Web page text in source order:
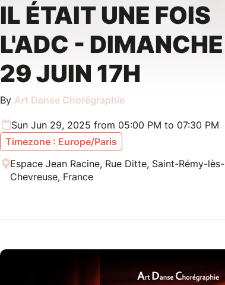
IL ÉTAIT UNE FOIS
L'ADC - DIMANCHE
29 JUIN 17H
By Art Danse Chorégraphie
Sun Jun 29, 2025 from 05:00 PM to 07:30 PM
Timezone : Europe/Paris
Espace Jean Racine, Rue Ditte, Saint-Rémy-lès-
Chevreuse, France